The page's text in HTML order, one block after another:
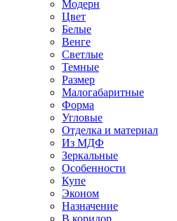
Модерн
Цвет
Белые
Венге
Светлые
Темные
Размер
Малогабаритные
Форма
Угловые
Отделка и материал
Из МДФ
Зеркальные
Особенности
Купе
Эконом
Назначение
В коридор